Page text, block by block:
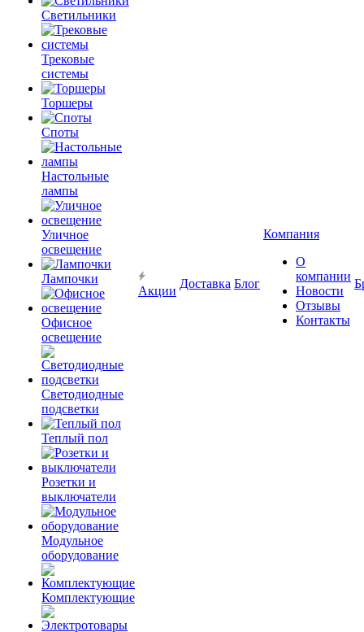
Светильники
Трековые
системы
Торшеры
Споты
Настольные
лампы
Уличное
освещение
Лампочки
Офисное
освещение
Светодиодные
подсветки
Теплый пол
Розетки и
выключатели
Модульное
оборудование
Комплектующие
Акции
Доставка Блог
Компания
О
компании
Новости
Отзывы
Контакты